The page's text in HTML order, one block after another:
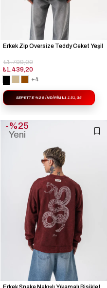
Erkek Zip Oversize Teddy Ceket Yeşil
₺1.439,20
₺1.799,00
+4
SEPETTE %20 İNDIRIM₺1.151,36
%25
Yeni